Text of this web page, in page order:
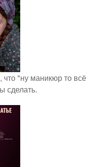
"ну маникюр то всё
сделать.